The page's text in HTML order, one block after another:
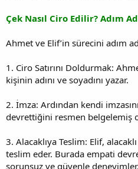
Çek Nasıl Ciro Edilir? Adım
Ahmet ve Elif’in sürecini adım
1. Ciro Satırını Doldurmak:
kişinin adını ve soyadını yazar.
2. İmza: Ardından kendi
devrettiğini resmen belgelemiş
3. Alacaklıya Teslim: Elif,
teslim eder. Burada empati
sorunsuz ve güvenle deneyimler.